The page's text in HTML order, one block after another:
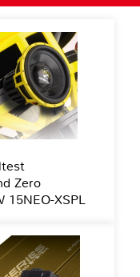
Zero
15NEO-XSPL